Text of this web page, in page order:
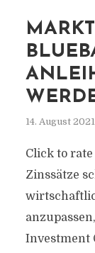
14. August 2021
Click to rate
Zinssätze
Investment